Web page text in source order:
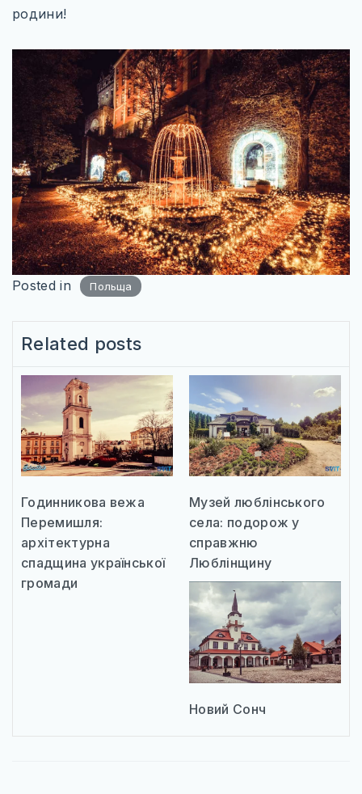
ПУТІВНИКИ
ТРАНСПОРТ_
родини!
Posted in Польща
Related posts
Годинникова вежа
Перемишля:
архітектурна
спадщина української
громади
Музей люблінського
села: подорож у
справжню
Люблінщину
Новий Сонч